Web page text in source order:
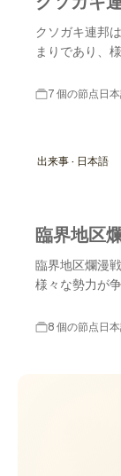
クソガキ連邦
まりであり、
7 個の節点日
出来事 · 日本語
臨界地区
臨界地区爛漫
様々な勢力が
8 個の節点日